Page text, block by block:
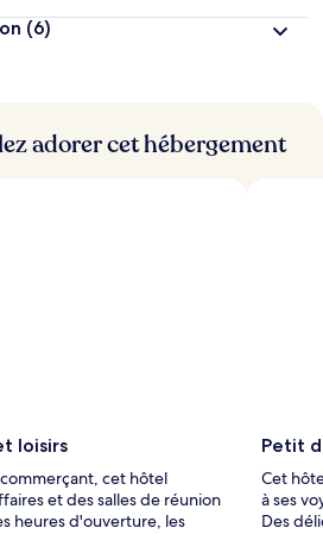
l
e
u
(6)
adorer cet hébergement
loisirs
cet hôtel
et des salles de réunion
heures d'ouverture, les
Petit
Cet
à ses
Des